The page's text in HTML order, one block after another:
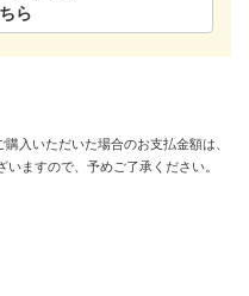
ら
入いただいた場合のお支払金額は、
ますので、予めご了承ください。